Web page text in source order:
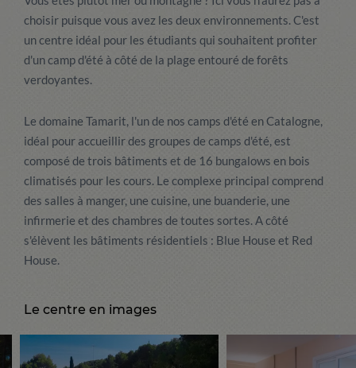
choisir puisque vous avez les deux environnements. C'est
un centre idéal pour les étudiants qui souhaitent profiter
d'un camp d'été à côté de la plage entouré de forêts
verdoyantes.
Le domaine Tamarit, l'un de nos camps d'été en Catalogne,
idéal pour accueillir des groupes de camps d'été, est
composé de trois bâtiments et de 16 bungalows en bois
climatisés pour les cours. Le complexe principal comprend
des salles à manger, une cuisine, une buanderie, une
infirmerie et des chambres de toutes sortes. A côté
s'élèvent les bâtiments résidentiels : Blue House et Red
House.
Le centre en images